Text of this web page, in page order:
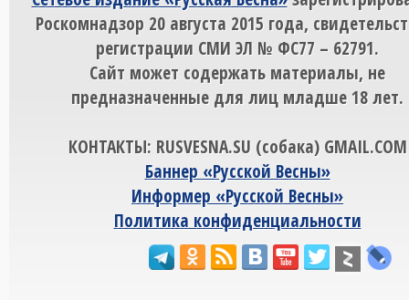
Роскомнадзор 20 августа 2015 года,
регистрации СМИ ЭЛ № ФС77 – 62791.
Сайт может содержать материалы, не
предназначенные для лиц младше 18 лет.
КОНТАКТЫ: RUSVESNA.SU (собака) GMAIL.COM
Баннер «Русской Весны»
Информер «Русской Весны»
Политика конфиденциальности